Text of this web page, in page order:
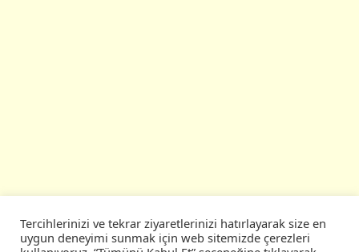
Tercihlerinizi ve tekrar ziyaretlerinizi hatırlayarak size en
uygun deneyimi sunmak için web sitemizde çerezleri